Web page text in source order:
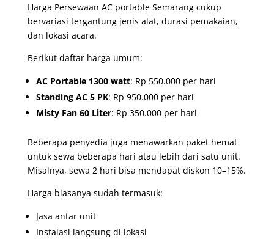
Harga Persewaan AC portable Semarang cukup
bervariasi tergantung jenis alat, durasi pemakaian,
dan lokasi acara.
Berikut daftar harga umum:
AC Portable 1300 watt: Rp 550.000 per hari
Standing AC 5 PK: Rp 950.000 per hari
Misty Fan 60 Liter: Rp 350.000 per hari
Beberapa penyedia juga menawarkan paket hemat
untuk sewa beberapa hari atau lebih dari satu unit.
Misalnya, sewa 2 hari bisa mendapat diskon 10–15%.
Harga biasanya sudah termasuk:
Jasa antar unit
Instalasi langsung di lokasi